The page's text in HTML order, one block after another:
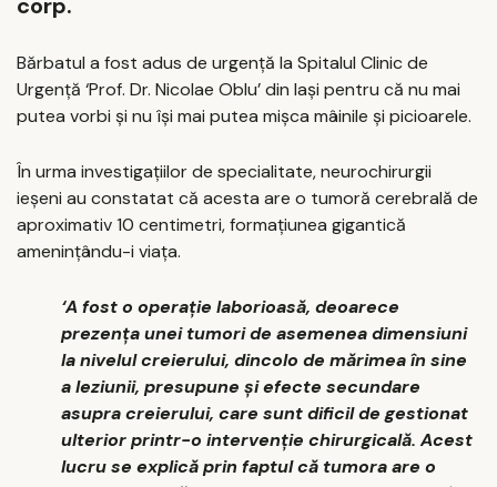
Bărbatul a fost adus de urgență la Spitalul Clinic de
Urgență ‘Prof. Dr. Nicolae Oblu’ din Iași pentru că nu mai
putea vorbi și nu își mai putea mișca mâinile și picioarele.
În urma investigațiilor de specialitate, neurochirurgii
ieșeni au constatat că acesta are o tumoră cerebrală de
aproximativ 10 centimetri, formațiunea gigantică
amenințându-i viața.
‘A fost o operație laborioasă, deoarece
prezența unei tumori de asemenea dimensiuni
la nivelul creierului, dincolo de mărimea în sine
a leziunii, presupune și efecte secundare
asupra creierului, care sunt dificil de gestionat
ulterior printr-o intervenție chirurgicală. Acest
lucru se explică prin faptul că tumora are o